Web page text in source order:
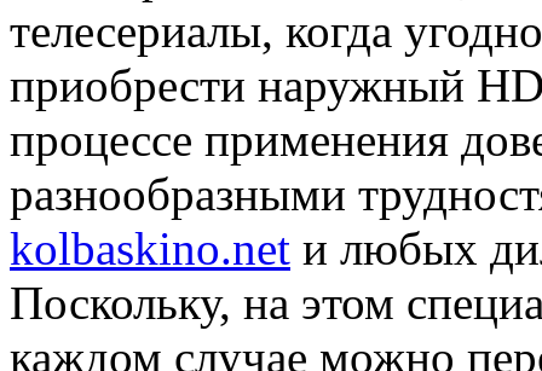
телесериалы, когда
приобрести наружный
процессе применения
разнообразными
kolbaskino.net и любых
Поскольку, на этом
каждом случае можно